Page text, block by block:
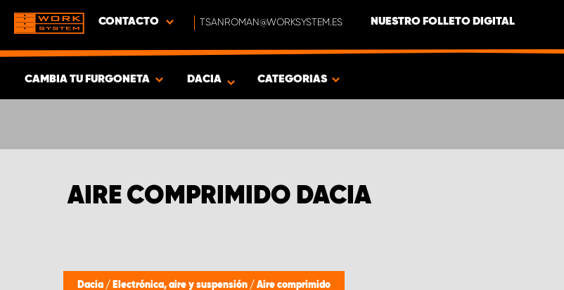
CONTACTO TSANROMAN@WORKSYSTEM.ES NUESTRO FOLLETO DIGITAL
CAMBIA TU FURGONETA
PRODUCTOS
DACIA CATEGORIAS
AIRE COMPRIMIDO DACIA
Dacia / Electrónica, aire y suspensión / Aire comprimido